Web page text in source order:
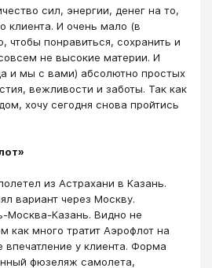
сил, энергии, денег на то,
клиента. И очень мало (в
чтобы понравиться, сохранить и
не высокие материи. И
и мы с вами) абсолютно простых
вежливости и заботы. Так как
хочу сегодня снова пройтись
из Астрахани в Казань.
вариант через Москву.
Москва-Казань. Видно не
как много тратит Аэрофлот на
впечатление у клиента. Форма
фюзеляж самолета,